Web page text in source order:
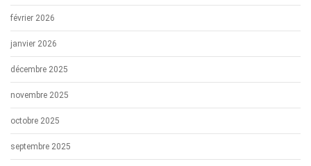
février 2026
janvier 2026
décembre 2025
novembre 2025
octobre 2025
septembre 2025